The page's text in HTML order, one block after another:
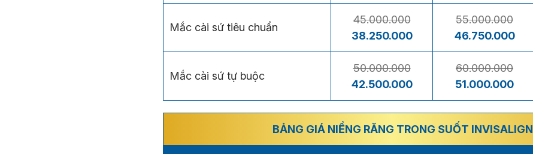
Mắc cài sứ tiêu chuẩn
45.000.000
38.250.000
55.000.000
46.750.000
Mắc cài sứ tự buộc
50.000.000
42.500.000
60.000.000
51.000.000
BẢNG GIÁ NIỀNG RĂNG TRONG SUỐT INVISALIGN